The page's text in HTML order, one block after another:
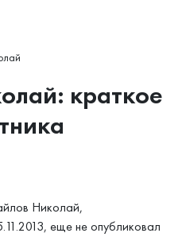
краткое
Николай,
еще не опубликовал